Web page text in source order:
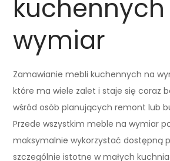
wymiar
Zamawianie mebli kuchennych na
które ma wiele zalet i staje się coraz
wśród osób planujących remont lub
Przede wszystkim meble na wymiar
maksymalnie wykorzystać dostępną
szczególnie istotne w małych